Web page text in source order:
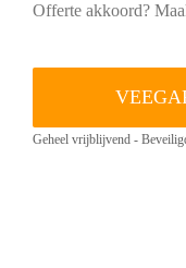
Offerte akkoord?
Geheel vrijblijvend -